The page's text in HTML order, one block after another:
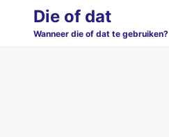
Search
for:
Die of dat
Wanneer die of dat te gebruiken?